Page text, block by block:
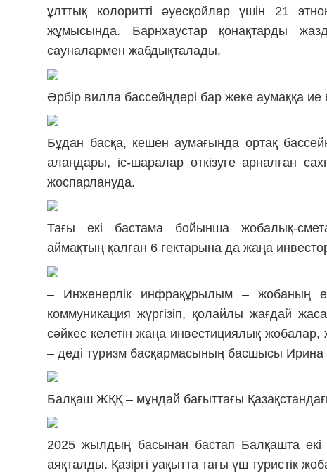
ұлттық колоритті әуесқойлар үшін 21
жұмысында. Барнхаустар қонақтарды
сауналармен жабдықталады.
Әрбір вилла бассейндері бар жеке аумаққа
Бұдан басқа, кешен аумағында ортақ
алаңдары, іс-шаралар өткізуге арналған
жоспарлануда.
Тағы екі бастама бойынша жобалық-
аймақтың қалған 6 гектарына да жаңа
– Инженерлік инфрақұрылым – жобаның
коммуникация жүргізіп, қолайлы жағдай
сәйкес келетін жаңа инвестициялық
– деді туризм басқармасының басшысы
Балқаш ЖҚҚ – мұндай бағыттағы
2025 жылдың басынан бастап Балқашта
аяқталды. Қазіргі уақытта тағы үш туристік